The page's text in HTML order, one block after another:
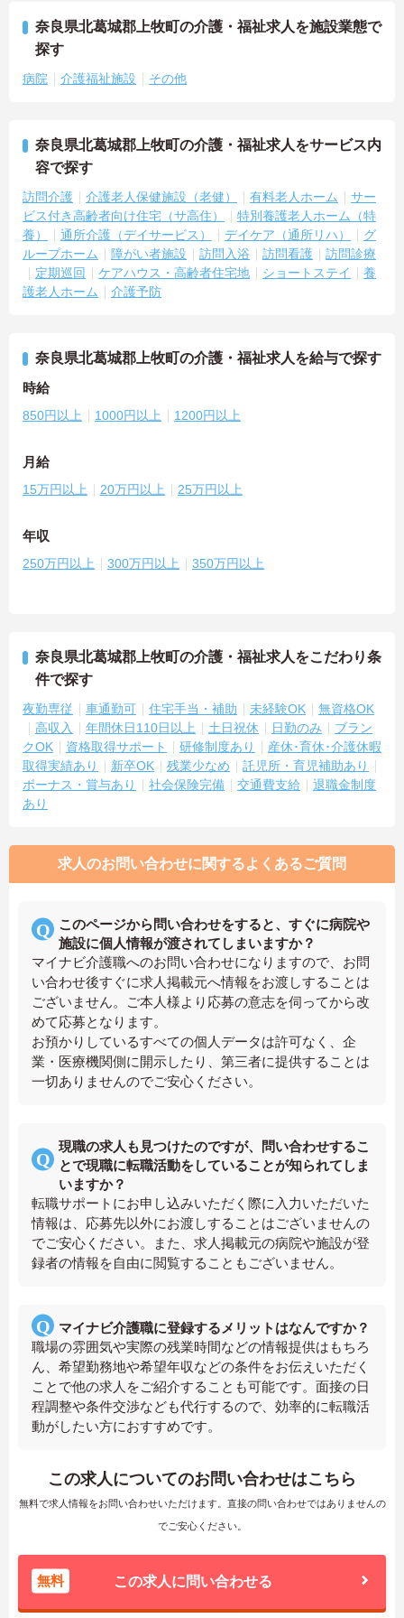
奈良県北葛城郡上牧町の介護・福祉求人を施設業態で
探す
病院 介護福祉施設 その他
奈良県北葛城郡上牧町の介護・福祉求人をサービス内
容で探す
訪問介護 介護老人保健施設（老健） 有料老人ホーム
サー
ビス付き高齢者向け住宅（サ高住）
特別養護老人ホーム（特
養）
通所介護（デイサービス） デイケア（通所リハ）
グ
ループホーム
障がい者施設 訪問入浴 訪問看護
訪問診療
定期巡回
ケアハウス・高齢者住宅地 ショートステイ
養
護老人ホーム
介護予防
奈良県北葛城郡上牧町の介護・福祉求人を給与で探す
時給
850円以上 1000円以上 1200円以上
月給
15万円以上 20万円以上 25万円以上
年収
250万円以上 300万円以上 350万円以上
奈良県北葛城郡上牧町の介護・福祉求人をこだわり条
件で探す
夜勤専従 車通勤可 住宅手当・補助 未経験OK
無資格OK
高収入
年間休日110日以上 土日祝休 日勤のみ
ブラン
クOK
資格取得サポート 研修制度あり
産休･育休･介護休暇
取得実績あり
新卒OK 残業少なめ
託児所・育児補助あり
ボーナス・賞与あり
社会保険完備 交通費支給
退職金制度
あり
求人のお問い合わせに関するよくあるご質問
このページから問い合わせをすると、すぐに病院や
施設に個人情報が渡されてしまいますか？
マイナビ介護職へのお問い合わせになりますので、お問
い合わせ後すぐに求人掲載元へ情報をお渡しすることは
ございません。ご本人様より応募の意志を伺ってから改
めて応募となります。
お預かりしているすべての個人データは許可なく、企
業・医療機関側に開示したり、第三者に提供することは
一切ありませんのでご安心ください。
現職の求人も見つけたのですが、問い合わせするこ
とで現職に転職活動をしていることが知られてしま
いますか？
転職サポートにお申し込みいただく際に入力いただいた
情報は、応募先以外にお渡しすることはございませんの
でご安心ください。また、求人掲載元の病院や施設が登
録者の情報を自由に閲覧することもございません。
マイナビ介護職に登録するメリットはなんですか？
職場の雰囲気や実際の残業時間などの情報提供はもちろ
ん、希望勤務地や希望年収などの条件をお伝えいただく
ことで他の求人をご紹介することも可能です。面接の日
程調整や条件交渉なども代行するので、効率的に転職活
動がしたい方におすすめです。
この求人についてのお問い合わせはこちら
無料で求人情報をお問い合わせいただけます。直接の問い合わせではありませんの
でご安心ください。
無料 この求人に問い合わせる